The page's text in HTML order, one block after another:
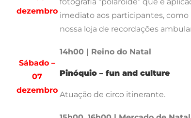
dezembro imediato aos participantes, como
nossa loja de recordações
Sábado –
07
dezembro
14h00 | Reino do Natal
Pinóquio – fun and culture
Atuação de circo itinerante.